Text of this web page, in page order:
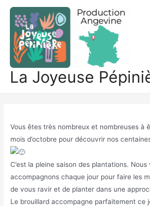
Aller
contenu
La Joyeuse
Vous êtes très nombreux et nombreuses à
mois d’octobre pour découvrir nos
C’est la pleine saison des plantations. Nous
accompagnons chaque jour pour faire les
de vous ravir et de planter dans une
Le brouillard accompagne parfaitement ce